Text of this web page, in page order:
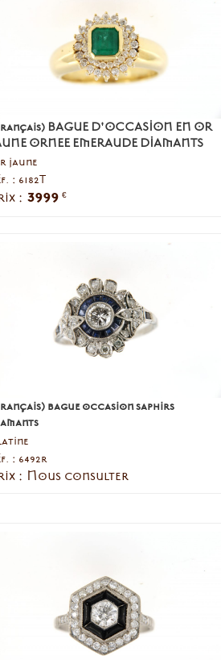
BAGUE D'OCCASION EN OR
ORNEE EMERAUDE DIAMANTS
jaune
: 6182T
: 3999 €
bague occasion saphirs
: 6492r
: Nous consulter